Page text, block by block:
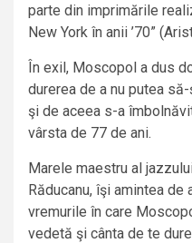
parte din imprimările
New York în anii ’70”
În exil, Moscopol a dus
durerea de a nu putea
şi de aceea s-a
vârsta de 77 de ani.
Marele maestru al
Răducanu, îşi amintea de
vremurile în care
vedetă şi cânta de te